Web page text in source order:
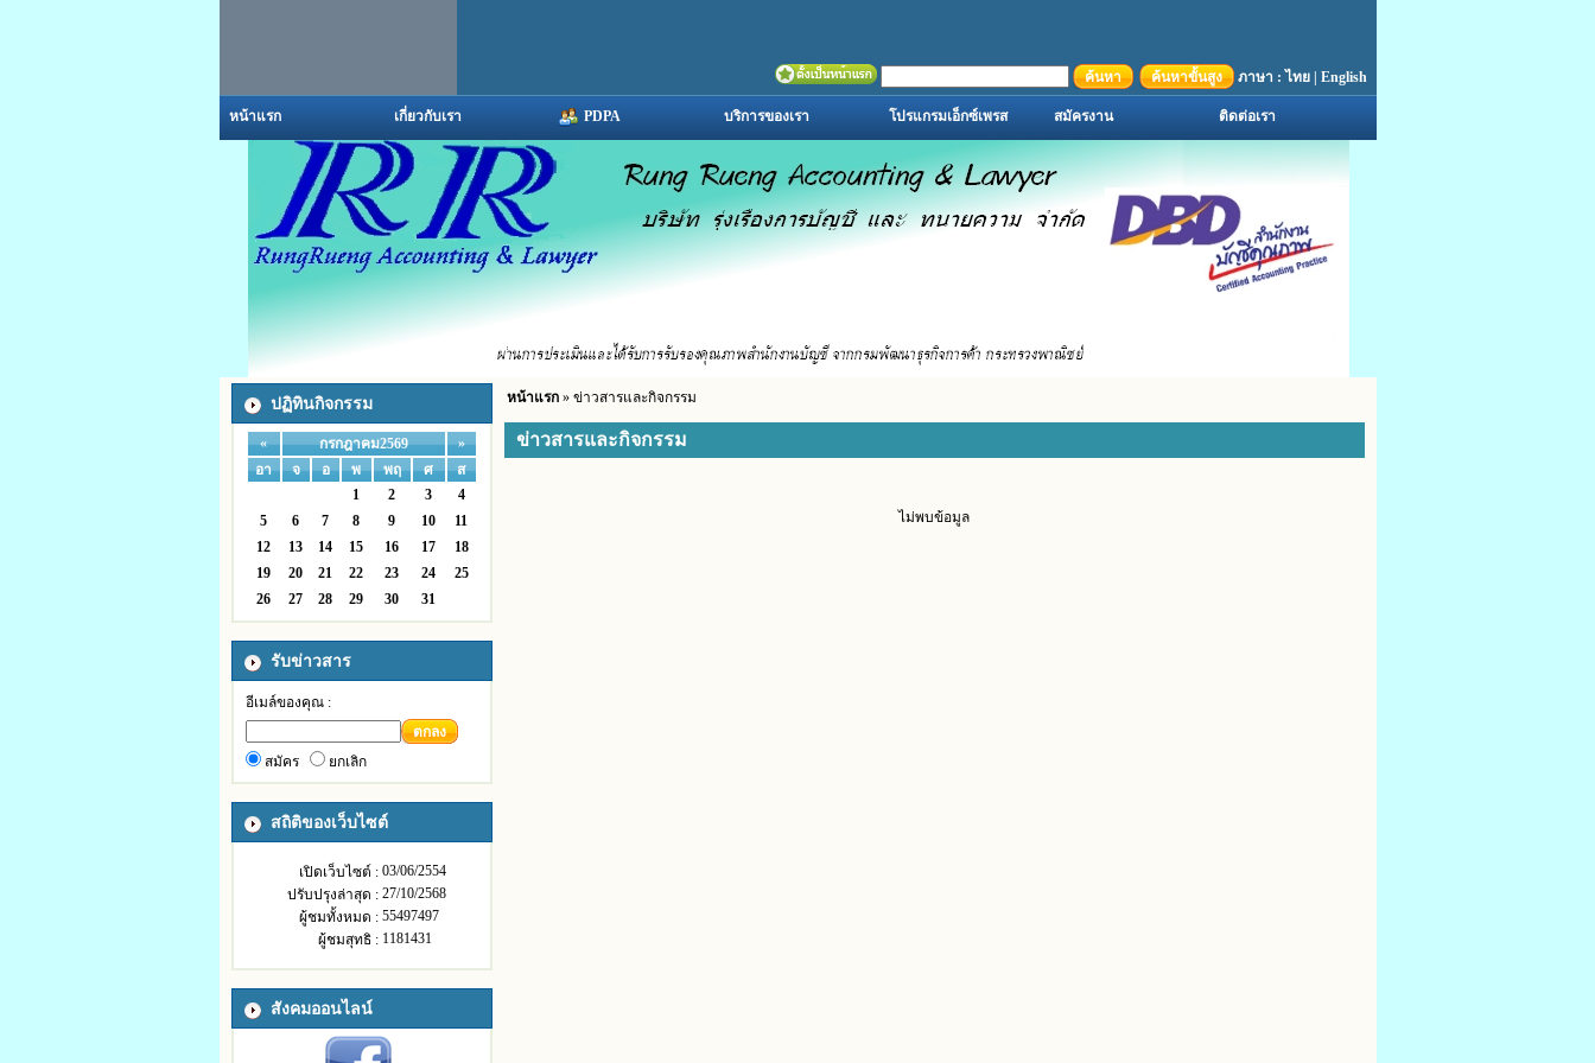
ค้นหา ค้นหาขั้นสูง ภาษา : ไทย| English
หน้าแรก เกี่ยวกับเรา PDPA บริการของเรา โปรแกรมเอ็กซ์เพรส สมัครงาน ติดต่อเรา
ปฏิทินกิจกรรม
« กรกฎาคม2569
»
อา
จ อ พ พฤ ศ
ส
1
2 3
4
5
6 7 8 9 10
11
12
13 14 15 16 17
18
19
20 21 22 23 24
25
26
27 28 29 30 31
รับข่าวสาร
อีเมล์ของคุณ :
ตกลง
สมัคร
ยกเลิก
สถิติของเว็บไซต์
เปิดเว็บไซต์ : 03/06/2554
ปรับปรุงล่าสุด : 27/10/2568
ผู้ชมทั้งหมด : 55497497
ผู้ชมสุทธิ : 1181431
สังคมออนไลน์
หน้าแรก» ข่าวสารและกิจกรรม
ข่าวสารและกิจกรรม
ไม่พบข้อมูล